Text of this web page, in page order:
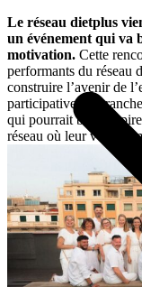
Le réseau dietplus
un événement qui va
motivation. Cette
performants du réseau
construire l’avenir de
participative qui
qui pourrait bien
réseau où leur voix